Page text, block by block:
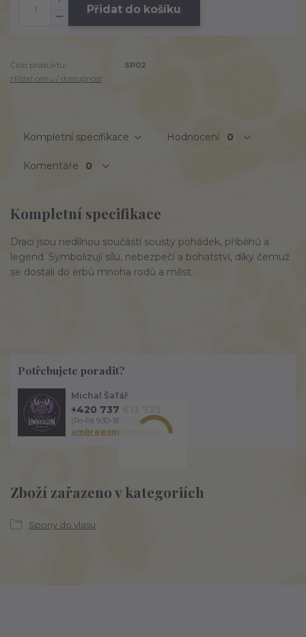
Přidat do košíku
Číslo produktu:
SP02
Hlídat cenu / dostupnost
Kompletní specifikace Hodnocení 0
Komentáře 0
Kompletní specifikace
Draci jsou nedílnou součástí sousty pohádek, příběhů a
legend. Symbolizují sílu, nebezpečí a bohatství, díky čemuž
se dostali do erbů mnoha rodů a měst.
Zboží zařazeno v kategoriích
Spony do vlasu
Potřebujete poradit?
Michal Šafář
+420 737 613 735
(Po-Pá 9:30-18:00 hod.)
umbragon@email.cz